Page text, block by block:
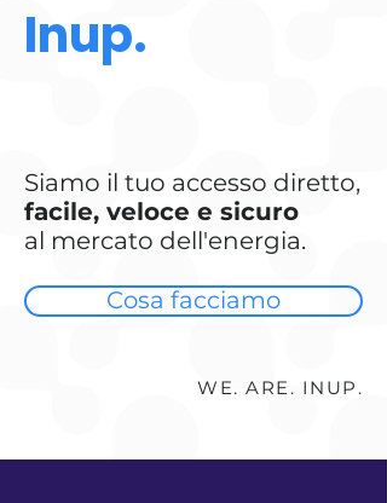
Inup.
Siamo il tuo accesso diretto,
facile, veloce e sicuro
al mercato dell'energia.
Cosa facciamo
WE. ARE. INUP.